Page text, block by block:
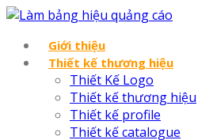
Giới thiệu
Thiết kế thương hiệu
Thiết Kế Logo
Thiết kế thương hiệu
Thiết kế profile
Thiết kế catalogue